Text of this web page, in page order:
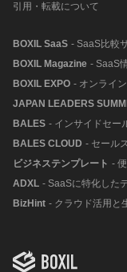
引用・転載について
BOXIL SaaS - SaaS比較
BOXIL Magazine - SaaS
BOXIL EXPO - オンライ
JAPAN LEADERS
BALES - インサイドセー
BALES CLOUD - セール
ビジネステンプレート -
ADXL - SaaSに特化した
BizHint - クラウド活用と